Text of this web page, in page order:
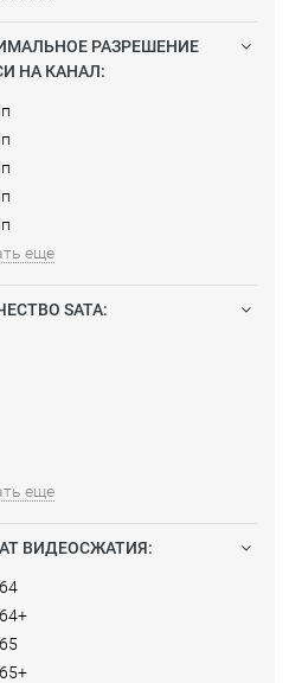
РАЗРЕШЕНИЕ
НА КАНАЛ:
еще
SATA:
еще
ВИДЕОСЖАТИЯ: